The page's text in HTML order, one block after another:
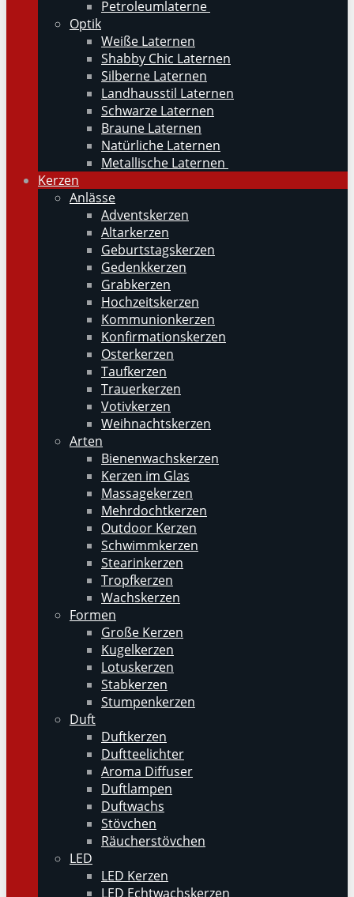
Petroleumlaterne
Optik
Weiße Laternen
Shabby Chic Laternen
Silberne Laternen
Landhausstil Laternen
Schwarze Laternen
Braune Laternen
Natürliche Laternen
Metallische Laternen
Kerzen
Anlässe
Adventskerzen
Altarkerzen
Geburtstagskerzen
Gedenkkerzen
Grabkerzen
Hochzeitskerzen
Kommunionkerzen
Konfirmationskerzen
Osterkerzen
Taufkerzen
Trauerkerzen
Votivkerzen
Weihnachtskerzen
Arten
Bienenwachskerzen
Kerzen im Glas
Massagekerzen
Mehrdochtkerzen
Outdoor Kerzen
Schwimmkerzen
Stearinkerzen
Tropfkerzen
Wachskerzen
Formen
Große Kerzen
Kugelkerzen
Lotuskerzen
Stabkerzen
Stumpenkerzen
Duft
Duftkerzen
Duftteelichter
Aroma Diffuser
Duftlampen
Duftwachs
Stövchen
Räucherstövchen
LED
LED Kerzen
LED Echtwachskerzen